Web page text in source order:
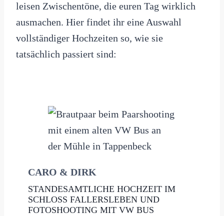
leisen Zwischentöne, die euren Tag wirklich
ausmachen. Hier findet ihr eine Auswahl
vollständiger Hochzeiten so, wie sie
tatsächlich passiert sind:
CARO & DIRK
STANDESAMTLICHE HOCHZEIT IM
SCHLOSS FALLERSLEBEN UND
FOTOSHOOTING MIT VW BUS